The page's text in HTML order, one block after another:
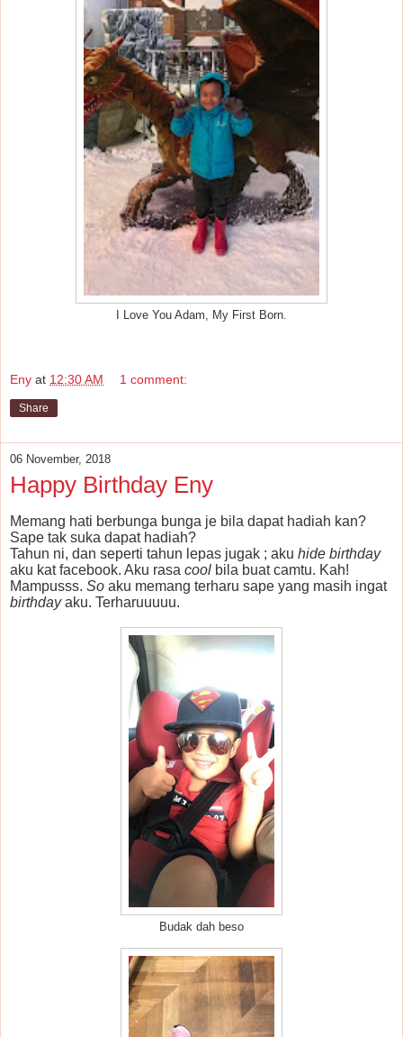
I Love You Adam, My First Born.
Eny at 12:30 AM 1 comment:
Share
06 November, 2018
Happy Birthday Eny
Memang hati berbunga bunga je bila dapat hadiah kan?
Sape tak suka dapat hadiah?
Tahun ni, dan seperti tahun lepas jugak ; aku hide birthday
aku kat facebook. Aku rasa cool bila buat camtu. Kah!
Mampusss. So aku memang terharu sape yang masih ingat
birthdayaku. Terharuuuuu.
Budak dah beso